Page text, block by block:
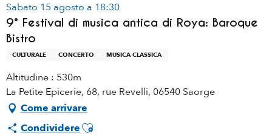
Sabato 15 agosto a 18:30
9° Festival di musica antica di Roya: Baroque
Bistro
CULTURALE CONCERTO MUSICA CLASSICA
Altitudine : 530m
La Petite Epicerie, 68, rue Revelli, 06540 Saorge
Come arrivare
CondividereAjouter aux favoris